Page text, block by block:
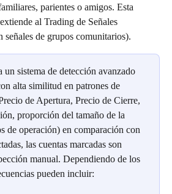
parientes o amigos. Esta
al Trading de Señales
señales de grupos comunitarios).
sistema de detección avanzado
alta similitud en patrones de
de Apertura, Precio de Cierre,
proporción del tamaño de la
de operación) en comparación con
las cuentas marcadas son
manual. Dependiendo de los
pueden incluir: